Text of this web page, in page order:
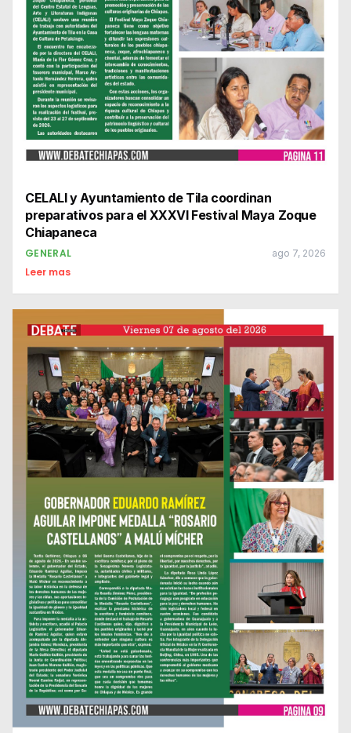
CELALI y Ayuntamiento de Tila coordinan
preparativos para el XXXVI Festival Maya Zoque
Chiapaneca
GENERAL ago 7, 2026
Leer mas